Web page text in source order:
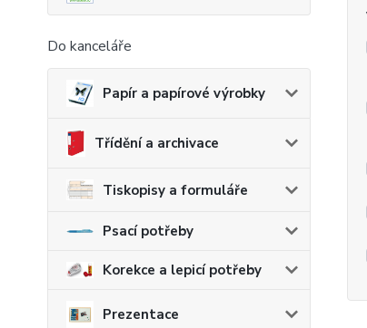
Do kanceláře
Papír a papírové výrobky
Třídění a archivace
Tiskopisy a formuláře
Psací potřeby
Korekce a lepicí potřeby
Prezentace